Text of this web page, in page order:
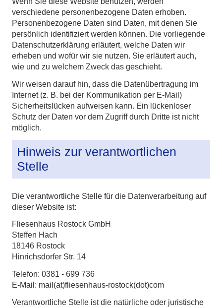
verschiedene personenbezogene Daten erhoben.
Personenbezogene Daten sind Daten, mit denen Sie
persönlich identifiziert werden können. Die vorliegende
Datenschutzerklärung erläutert, welche Daten wir
erheben und wofür wir sie nutzen. Sie erläutert auch,
wie und zu welchem Zweck das geschieht.
Wir weisen darauf hin, dass die Datenübertragung im
Internet (z. B. bei der Kommunikation per E-Mail)
Sicherheitslücken aufweisen kann. Ein lückenloser
Schutz der Daten vor dem Zugriff durch Dritte ist nicht
möglich.
Hinweis zur verantwortlichen
Stelle
Die verantwortliche Stelle für die Datenverarbeitung auf
dieser Website ist:
Fliesenhaus Rostock GmbH
Steffen Hach
18146 Rostock
Hinrichsdorfer Str. 14
Telefon: 0381 - 699 736
E-Mail: mail(at)fliesenhaus-rostock(dot)com
Verantwortliche Stelle ist die natürliche oder juristische